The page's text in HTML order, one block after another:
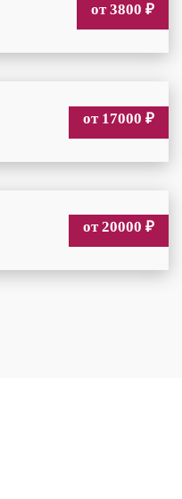
от 3800 ₽
от 17000 ₽
от 20000 ₽